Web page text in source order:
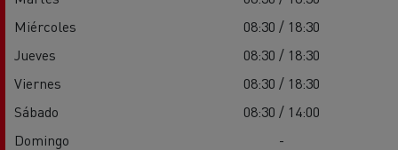
Miércoles
08:30 / 18:30
Jueves
08:30 / 18:30
Viernes
08:30 / 18:30
Sábado
08:30 / 14:00
Domingo
-